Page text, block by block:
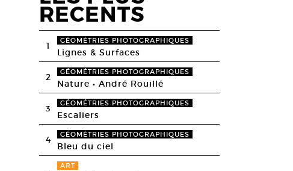
RECENTS
1 GÉOMÉTRIES PHOTOGRAPHIQUES
Lignes & Surfaces
2 GÉOMÉTRIES PHOTOGRAPHIQUES
Nature • André Rouillé
3 GÉOMÉTRIES PHOTOGRAPHIQUES
Escaliers
4 GÉOMÉTRIES PHOTOGRAPHIQUES
Bleu du ciel
ART